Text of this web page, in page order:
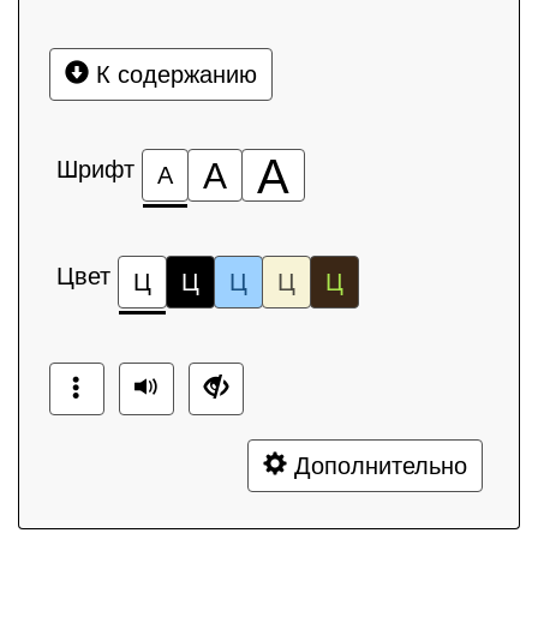
К содержанию
Шрифт А А А
Цвет Ц Ц Ц Ц Ц
Дополнительно